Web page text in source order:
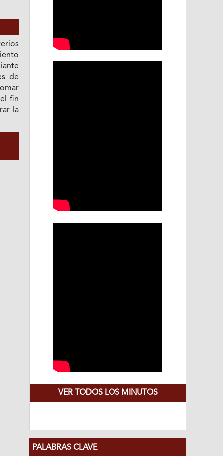
de
fin
la
VER TODOS LOS MINUTOS
PALABRAS CLAVE